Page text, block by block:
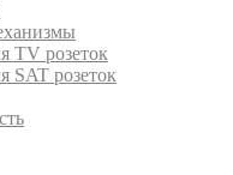
TV розеток
SAT розеток